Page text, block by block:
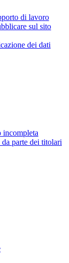
di lavoro
sul sito
dei dati
incompleta
parte dei titolari